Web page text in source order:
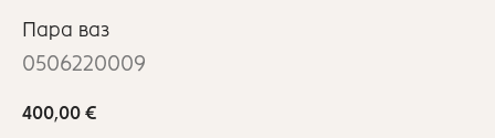
Пара ваз
0506220009
400,00 €